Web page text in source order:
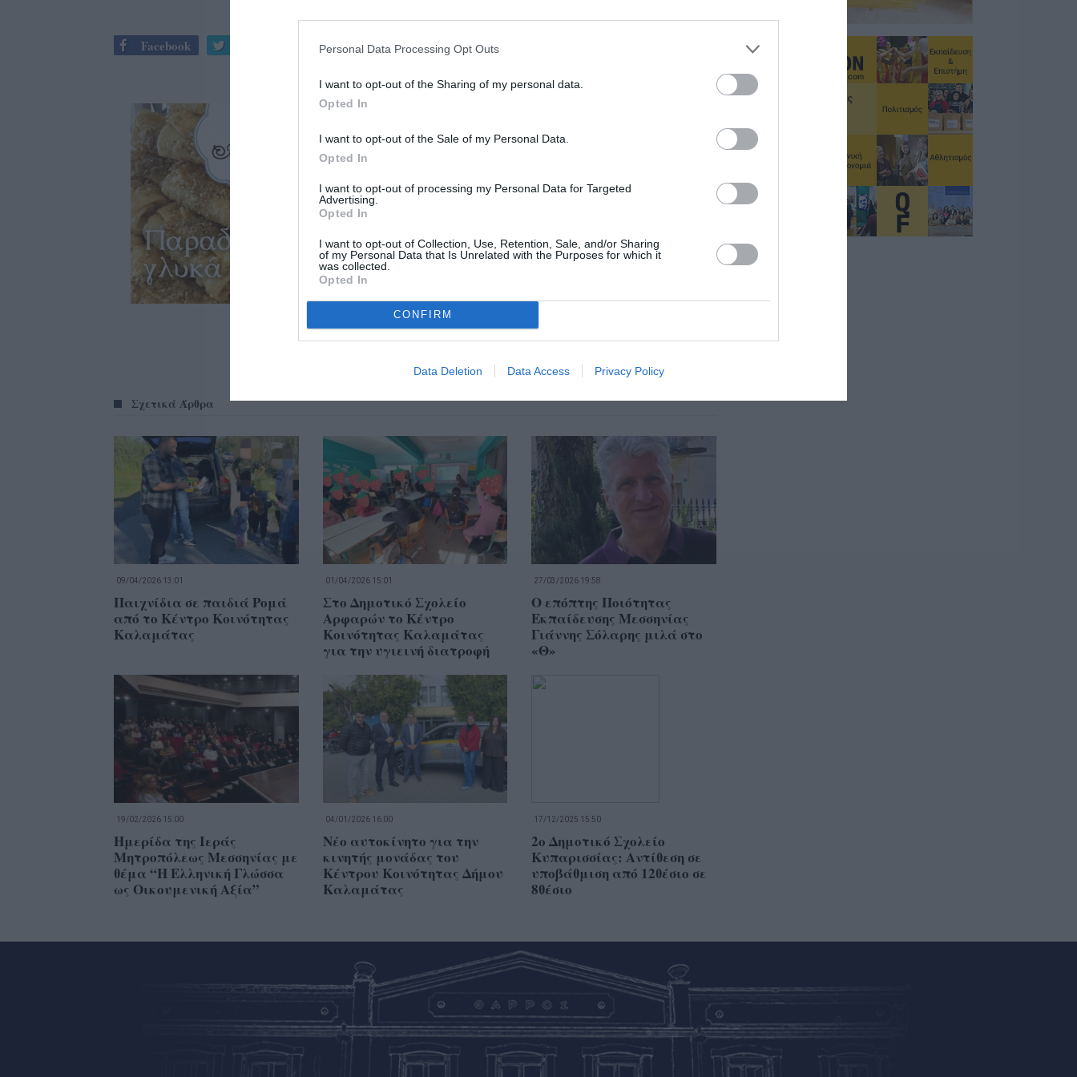
Personal Data Processing Opt Outs
I want to opt-out of the Sharing of my personal data.
Opted In
I want to opt-out of the Sale of my Personal Data.
Opted In
I want to opt-out of processing my Personal Data for Targeted
Advertising.
Opted In
I want to opt-out of Collection, Use, Retention, Sale, and/or Sharing
of my Personal Data that Is Unrelated with the Purposes for which it
was collected.
Opted In
CONFIRM
Data Deletion Data Access Privacy Policy
Facebook
Σχετικά Άρθρα
09/04/2026 13:01
Παιχνίδια σε παιδιά Ρομά
από το Κέντρο Κοινότητας
Καλαμάτας
01/04/2026 15:01
Στο Δημοτικό Σχολείο
Αρφαρών το Κέντρο
Κοινότητας Καλαμάτας
για την υγιεινή διατροφή
27/03/2026 19:58
Ο επόπτης Ποιότητας
Εκπαίδευσης Μεσσηνίας
Γιάννης Σόλαρης μιλά στο
«Θ»
19/02/2026 15:00
Ημερίδα της Ιεράς
Μητροπόλεως Μεσσηνίας με
θέμα “Η Ελληνική Γλώσσα
ως Οικουμενική Αξία”
04/01/2026 16:00
Νέο αυτοκίνητο για την
κινητής μονάδας του
Κέντρου Κοινότητας Δήμου
Καλαμάτας
17/12/2025 15:50
2ο Δημοτικό Σχολείο
Κυπαρισσίας: Αντίθεση σε
υποβάθμιση από 12θέσιο σε
8θέσιο